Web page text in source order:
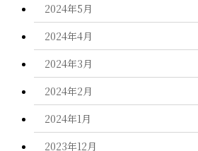
2024年5月
2024年4月
2024年3月
2024年2月
2024年1月
2023年12月